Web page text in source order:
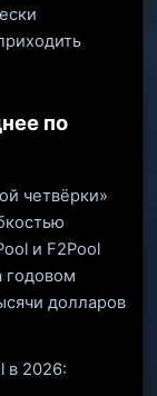
по
четвёрки»
и F2Pool
годовом
долларов
в 2026: